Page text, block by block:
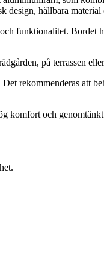
hållbara
funktionalitet.
på terrassen
rekommenderas att
komfort och